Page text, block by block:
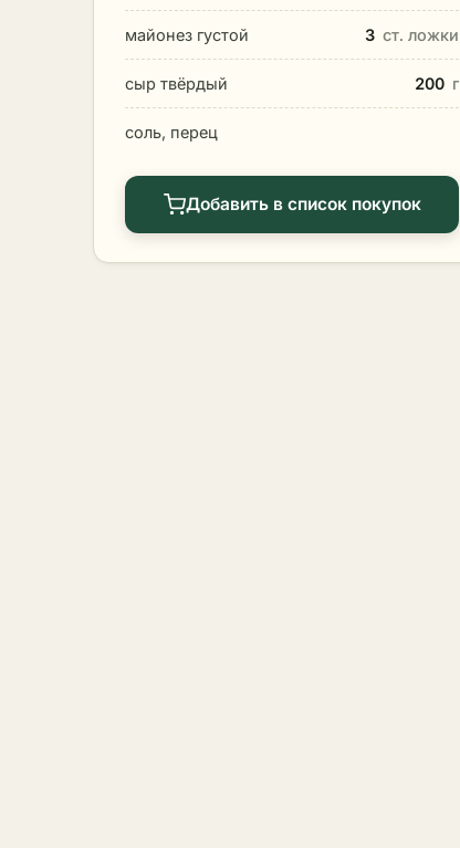
майонез густой 3 ст. ложки
сыр твёрдый 200 г
соль, перец
Добавить в список покупок